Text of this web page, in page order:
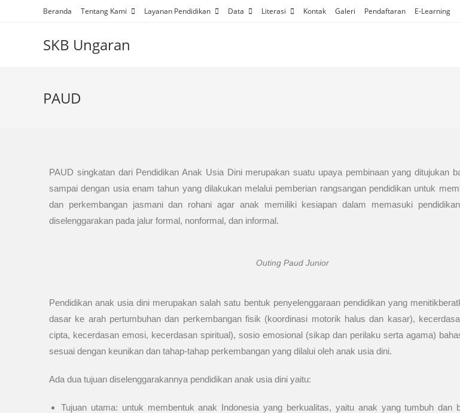
Beranda Tentang Kami Layanan Pendidikan Data Literasi Kontak Galeri Pendaftaran E-Learning
SKB Ungaran
PAUD
PAUD singkatan dari Pendidikan Anak Usia Dini merupakan suatu upaya pembinaan yang ditujukan
sampai dengan usia enam tahun yang dilakukan melalui pemberian rangsangan pendidikan untuk
dan perkembangan jasmani dan rohani agar anak memiliki kesiapan dalam memasuki
diselenggarakan pada jalur formal, nonformal, dan informal.
Outing Paud Junior
Pendidikan anak usia dini merupakan salah satu bentuk penyelenggaraan pendidikan yang
dasar ke arah pertumbuhan dan perkembangan fisik (koordinasi motorik halus dan kasar),
cipta, kecerdasan emosi, kecerdasan spiritual), sosio emosional (sikap dan perilaku serta agama)
sesuai dengan keunikan dan tahap-tahap perkembangan yang dilalui oleh anak usia dini.
Ada dua tujuan diselenggarakannya pendidikan anak usia dini yaitu:
Tujuan utama: untuk membentuk anak Indonesia yang berkualitas, yaitu anak yang tumbuh dan